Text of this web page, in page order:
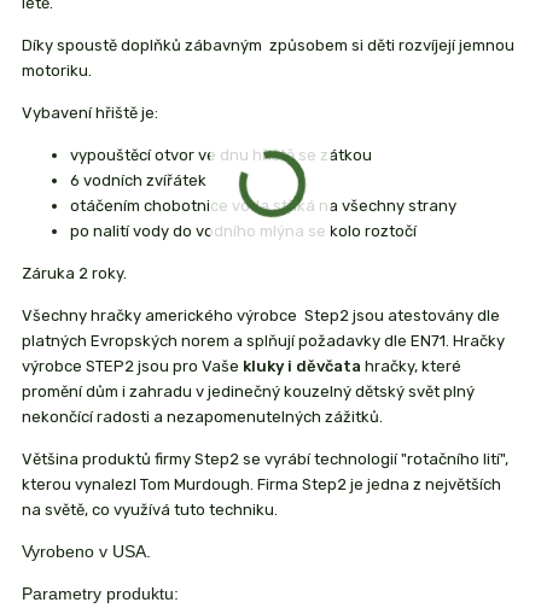
Díky spoustě doplňků zábavným způsobem si děti rozvíjejí jemnou
motoriku.
Vybavení hřiště je:
vypouštěcí otvor ve dnu hřiště se zátkou
6 vodních zvířátek
otáčením chobotnice voda stříká na všechny strany
po nalití vody do vodního mlýna se kolo roztočí
Záruka 2 roky.
Všechny hračky amerického výrobce Step2 jsou atestovány dle
platných Evropských norem a splňují požadavky dle EN71. Hračky
výrobce STEP2 jsou pro Vaše kluky i děvčata hračky, které
promění dům i zahradu v jedinečný kouzelný dětský svět plný
nekončící radosti a nezapomenutelných zážitků.
Většina produktů firmy Step2 se vyrábí technologií "rotačního lití",
kterou vynalezl Tom Murdough. Firma Step2 je jedna z největších
na světě, co využívá tuto techniku.
Vyrobeno v USA.
Parametry produktu: